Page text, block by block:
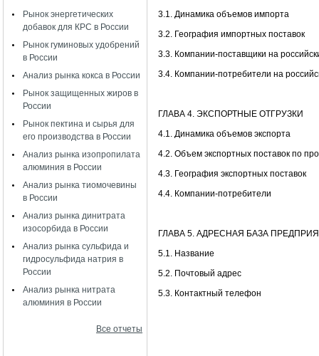
Рынок энергетических
добавок для КРС в России
Рынок гуминовых удобрений
в России
Анализ рынка кокса в России
Рынок защищенных жиров в
России
Рынок пектина и сырья для
его производства в России
Анализ рынка изопропилата
алюминия в России
Анализ рынка тиомочевины
в России
Анализ рынка динитрата
изосорбида в России
Анализ рынка сульфида и
гидросульфида натрия в
России
Анализ рынка нитрата
алюминия в России
Все отчеты
3.1. Динамика объемов импорта
3.2. География импортных поставок
3.3. Компании-поставщики на
3.4. Компании-потребители на
ГЛАВА 4. ЭКСПОРТНЫЕ ОТГРУЗКИ
4.1. Динамика объемов экспорта
4.2. Объем экспортных поставок по
4.3. География экспортных поставок
4.4. Компании-потребители
ГЛАВА 5. АДРЕСНАЯ БАЗА
5.1. Название
5.2. Почтовый адрес
5.3. Контактный телефон